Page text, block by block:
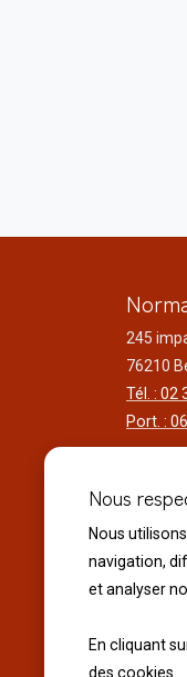
245
76210
Tél. : 02
Port. :
Du
9h00 à
Le
10h00 à
Le 14
Nous
Nous
navigation,
et analyser
En cliquant
des cookies.